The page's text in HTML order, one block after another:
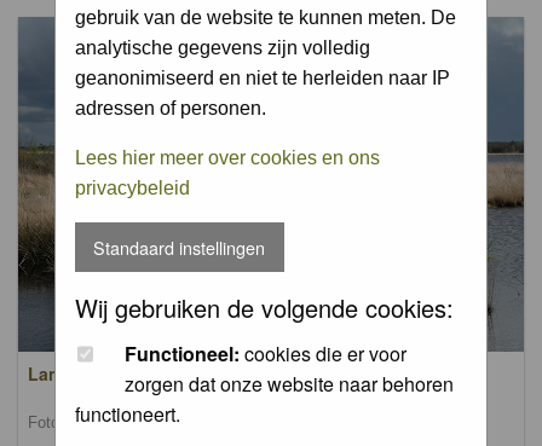
gebruik van de website te kunnen meten. De
analytische gegevens zijn volledig
geanonimiseerd en niet te herleiden naar IP
adressen of personen.
Lees hier meer over cookies en ons
privacybeleid
Standaard instellingen
Wij gebruiken de volgende cookies:
Functioneel: cookies die er voor
zorgen dat onze website naar behoren
functioneert.
Landschappen / Landscapes
Foto's van landschappen / Pictures of landscapes